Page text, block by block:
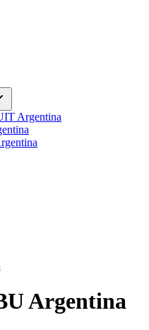
Argentina
Argentina